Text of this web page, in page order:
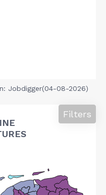
Jobdigger(04-08-2026)
Filters